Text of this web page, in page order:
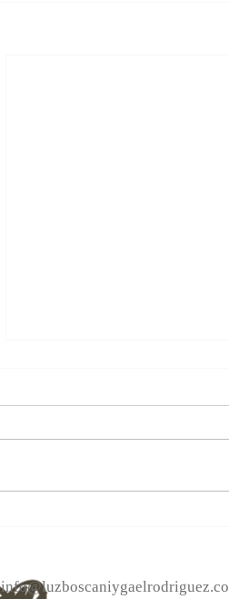
info@luzboscaniygaelrodriguez.co